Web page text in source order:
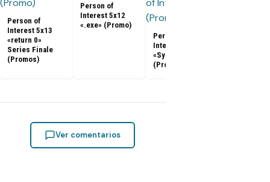
Person of
Interest 5x13
«return 0»
Series Finale
(Promos)
Person of
Interest 5x12
«.exe» (Promo)
Person of
Interest 5x11
«Synecdoche»
(Promo)
Ver comentarios